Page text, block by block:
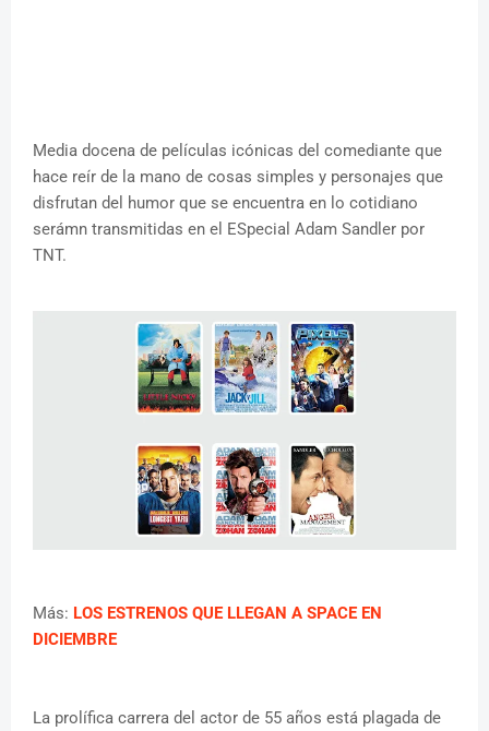
Media docena de películas icónicas del comediante que
hace reír de la mano de cosas simples y personajes que
disfrutan del humor que se encuentra en lo cotidiano
serámn transmitidas en el ESpecial Adam Sandler por
TNT.
Más: LOS ESTRENOS QUE LLEGAN A SPACE EN
DICIEMBRE
La prolífica carrera del actor de 55 años está plagada de